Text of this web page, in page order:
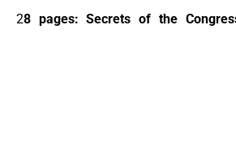
28 pages: Secrets of the